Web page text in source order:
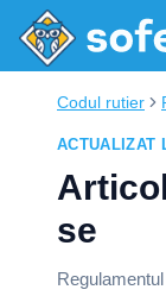
Codul rutier
ACTUALIZAT
se